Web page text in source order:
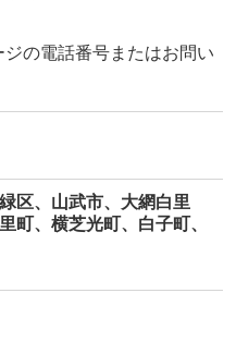
の電話番号またはお問い
区、山武市、大網白里
町、横芝光町、白子町、